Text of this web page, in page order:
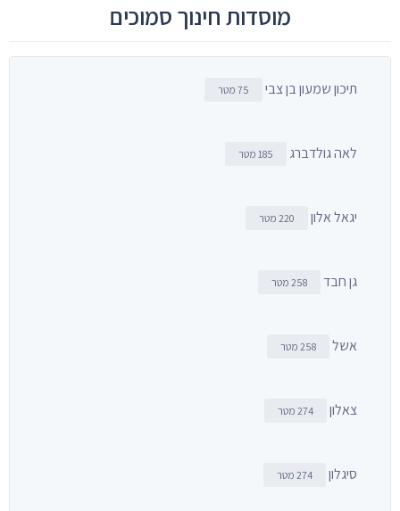
מוסדות חינוך סמוכים
תיכון שמעון בן צבי 75 מטר
לאה גולדברג 185 מטר
יגאל אלון 220 מטר
גן חבד 258 מטר
אשל 258 מטר
צאלון 274 מטר
סיגלון 274 מטר